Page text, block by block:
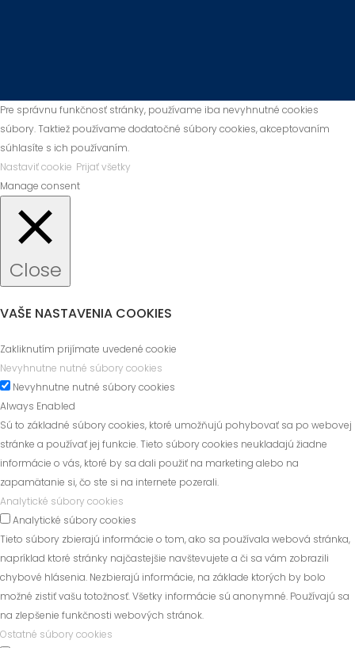
Pre správnu funkčnosť stránky, používame iba nevyhnutné cookies
súbory. Taktiež používame dodatočné súbory cookies, akceptovaním
súhlasíte s ich používaním.
Nastaviť cookie Prijať všetky
Manage consent
Close
VAŠE NASTAVENIA COOKIES
Zakliknutím prijímate uvedené cookie
Nevyhnutne nutné súbory cookies
Nevyhnutne nutné súbory cookies
Always Enabled
Sú to základné súbory cookies, ktoré umožňujú pohybovať sa po webovej
stránke a používať jej funkcie. Tieto súbory cookies neukladajú žiadne
informácie o vás, ktoré by sa dali použiť na marketing alebo na
zapamätanie si, čo ste si na internete pozerali.
Analytické súbory cookies
Analytické súbory cookies
Tieto súbory zbierajú informácie o tom, ako sa používala webová stránka,
napríklad ktoré stránky najčastejšie navštevujete a či sa vám zobrazili
chybové hlásenia. Nezbierajú informácie, na základe ktorých by bolo
možné zistiť vašu totožnosť. Všetky informácie sú anonymné. Používajú sa
na zlepšenie funkčnosti webových stránok.
Ostatné súbory cookies